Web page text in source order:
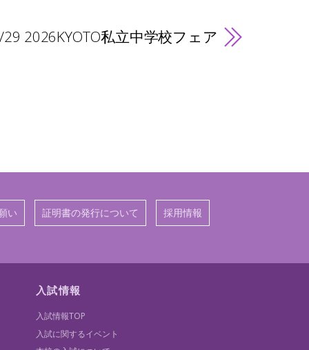
2026KYOTO私立中学校フェア
い 証明書の発行について 採用情報
入試情報
入試情報TOP
入試に関するイベント